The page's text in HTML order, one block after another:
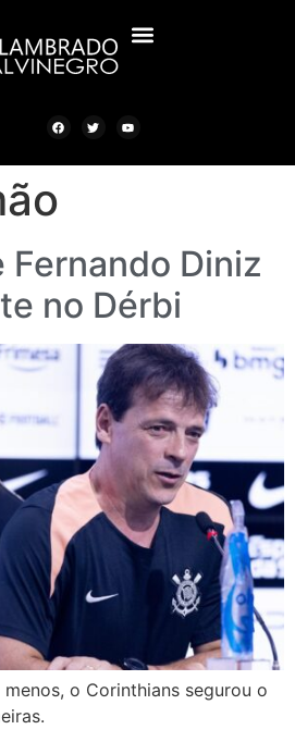
Fernando Diniz
no Dérbi
o Corinthians segurou o